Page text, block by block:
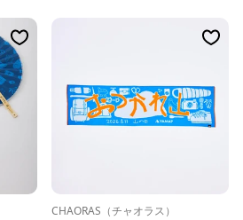
CHAORAS（チャオラス）